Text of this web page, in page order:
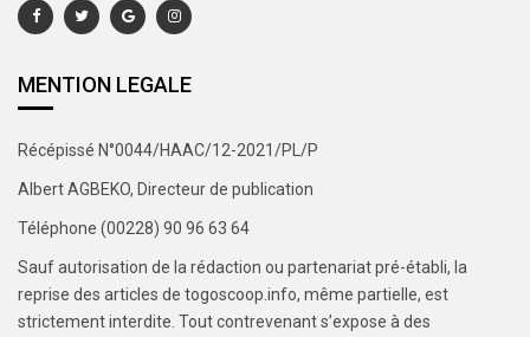
MENTION LEGALE
Récépissé N°0044/HAAC/12-2021/PL/P
Albert AGBEKO, Directeur de publication
Téléphone (00228) 90 96 63 64
Sauf autorisation de la rédaction ou partenariat pré-établi, la
reprise des articles de togoscoop.info, même partielle, est
strictement interdite. Tout contrevenant s’expose à des